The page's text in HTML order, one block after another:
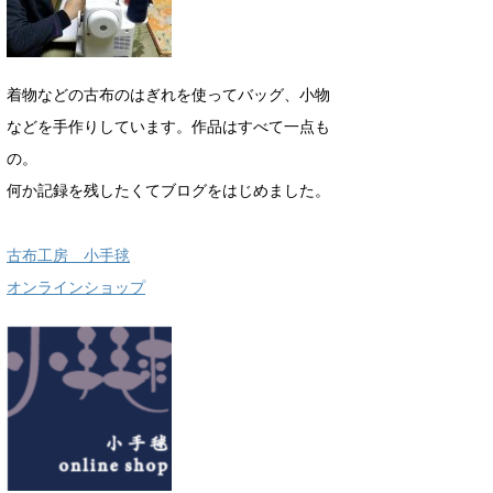
着物などの古布のはぎれを使ってバッグ、小物
などを手作りしています。作品はすべて一点も
の。
何か記録を残したくてブログをはじめました。
古布工房 小手毬
オンラインショップ